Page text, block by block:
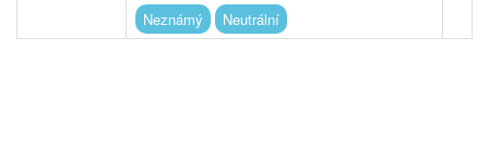
Neznámý
Neutrální